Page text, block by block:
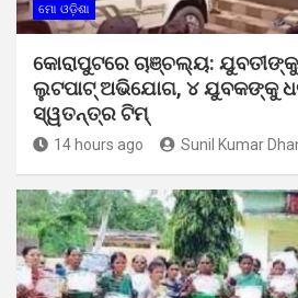
ମୋ ଓଡ଼ିଶା
କୋରାପୁଟରେ ଚାଞ୍ଚଲ୍ୟ: ଯୁବତୀଙ୍କୁ
ଲୁଟପାଟ୍ ଅଭିଯୋଗ, ୪ ଯୁବକଙ୍କୁ
ସ୍ୱତନ୍ତ୍ର ଟିମ୍
14 hours ago Sunil Kumar